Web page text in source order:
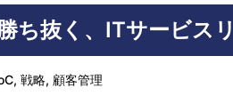
ち抜く、ITサービス
, 戦略, 顧客管理